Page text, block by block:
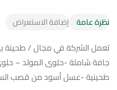
نظرة عامة إضافة الاستعراض
تعمل الشركة في مجال /
جافة شاملة -حلوى المولد –
طحينية -عسل أسود من قصب